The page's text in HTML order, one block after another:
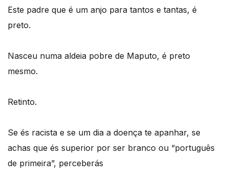
Este padre que é um anjo para tantos e tantas, é
preto.
Nasceu numa aldeia pobre de Maputo, é preto
mesmo.
Retinto.
Se és racista e se um dia a doença te apanhar, se
achas que és superior por ser branco ou “português
de primeira”, perceberás